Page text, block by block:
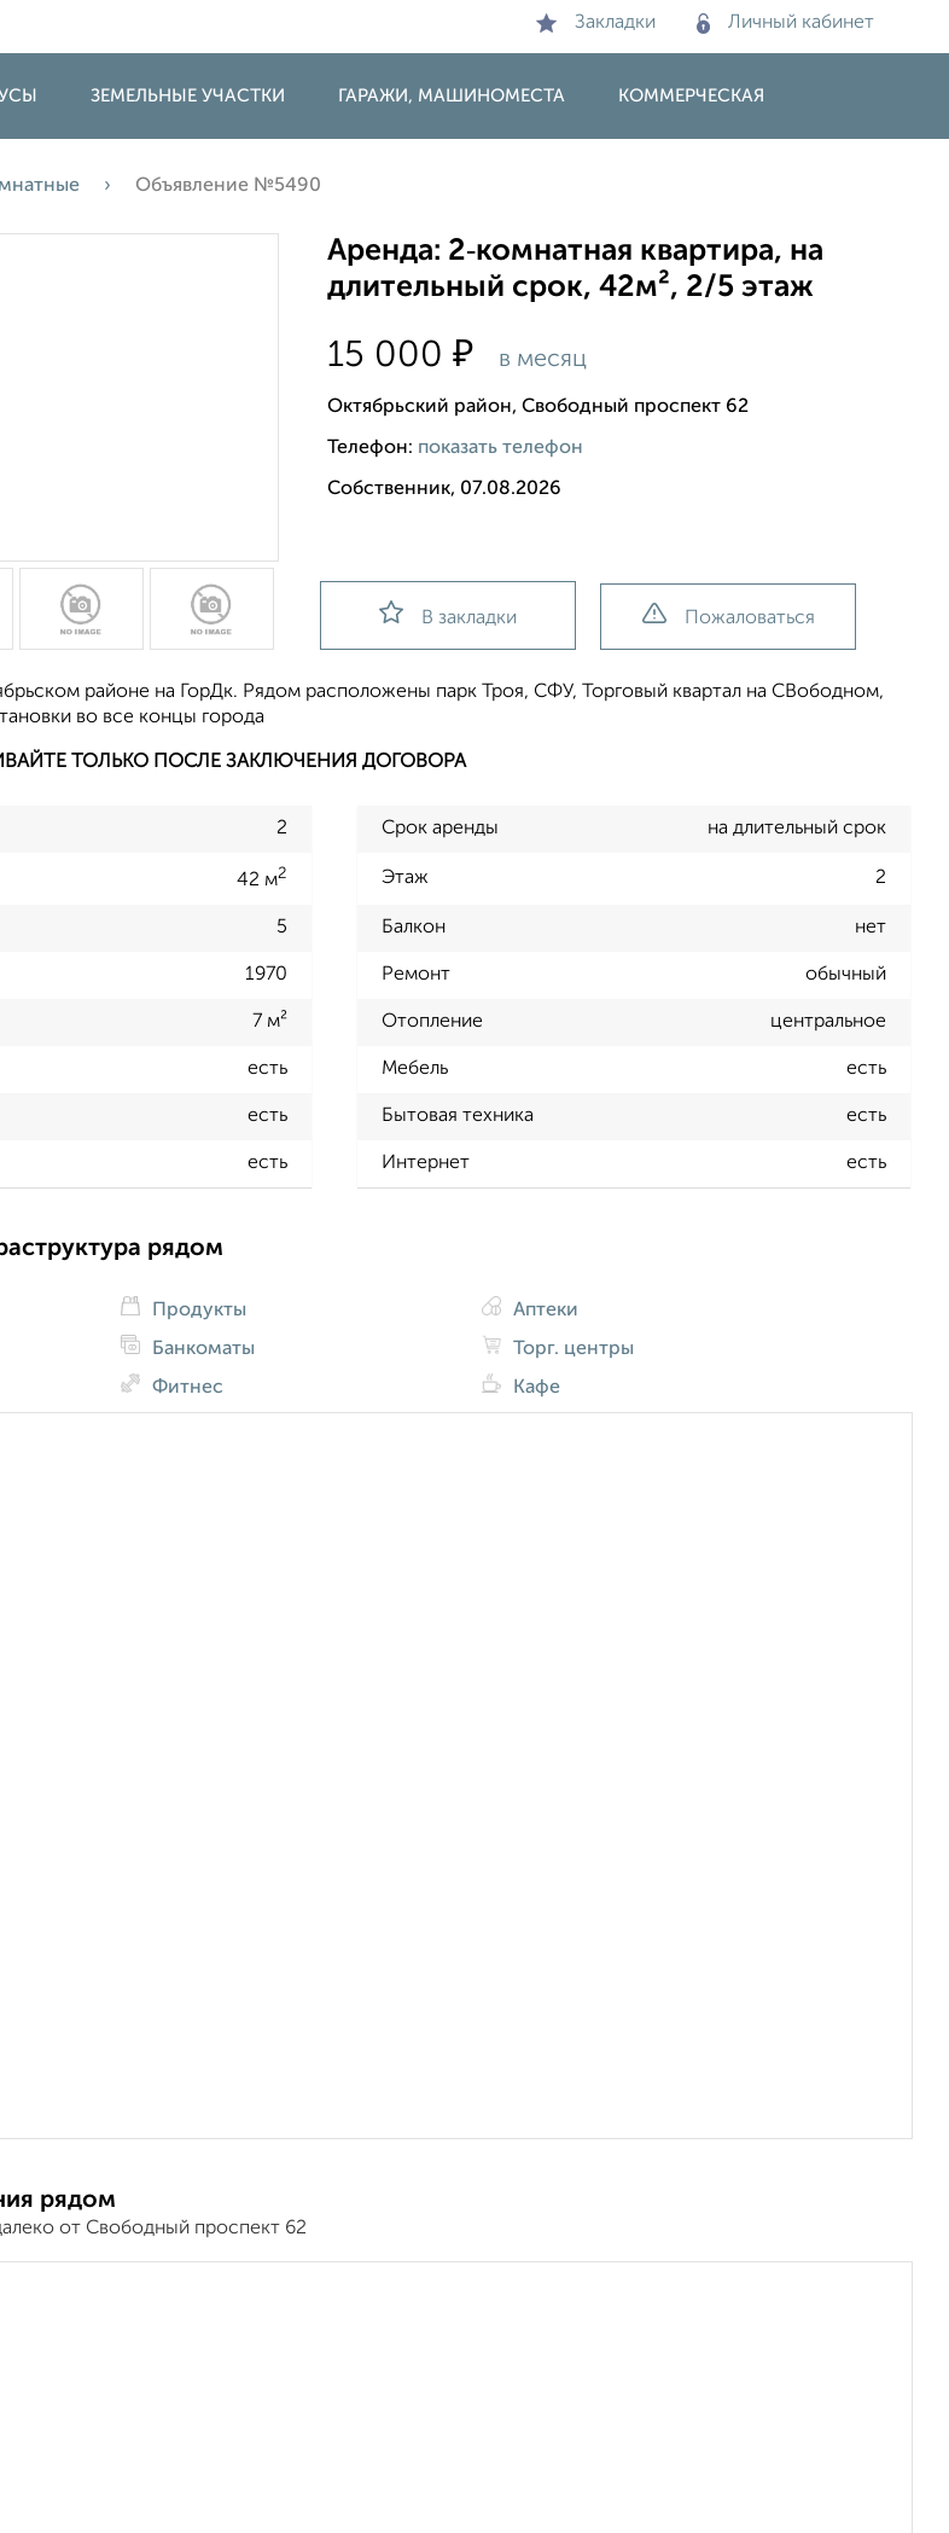
Закладки Личный кабинет
ЗЕМЕЛЬНЫЕ УЧАСТКИ ГАРАЖИ, МАШИНОМЕСТА КОММЕРЧЕСКАЯ
Объявление №5490
Аренда: 2‑комнатная квартира, на
длительный срок, 42м², 2/5 этаж
15 000₽ в месяц
Октябрьский район, Свободный проспект 62
Телефон: показать телефон
Собственник, 07.08.2026
В закладки Пожаловаться
районе на ГорДк. Рядом расположены парк Троя, СФУ, Торговый квартал на СВободном,
во все концы города
ТОЛЬКО ПОСЛЕ ЗАКЛЮЧЕНИЯ ДОГОВОРА
2 Срок аренды на длительный срок
42 м2 Этаж 2
5 Балкон нет
1970 Ремонт обычный
7 м² Отопление центральное
есть Мебель есть
есть Бытовая техника есть
есть Интернет есть
рядом
Продукты
Банкоматы
Фитнес
Аптеки
Торг. центры
Кафе
рядом
от Свободный проспект 62